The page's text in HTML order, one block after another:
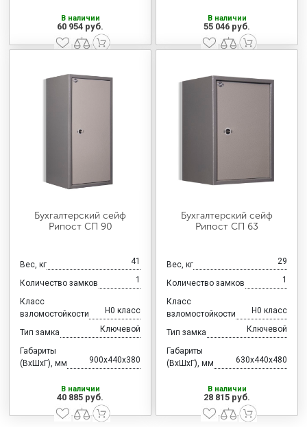
В наличии
60 954 руб.
В наличии
55 046 руб.
Бухгалтерский сейф
Рипост СП 90
Вес, кг 41
Количество замков 1
Класс
взломостойкости
H0 класс
Тип замка Ключевой
Габариты
(ВхШхГ), мм
900x440x380
В наличии
40 885 руб.
Бухгалтерский сейф
Рипост СП 63
Вес, кг 29
Количество замков 1
Класс
взломостойкости
H0 класс
Тип замка Ключевой
Габариты
(ВхШхГ), мм
630x440x480
В наличии
28 815 руб.